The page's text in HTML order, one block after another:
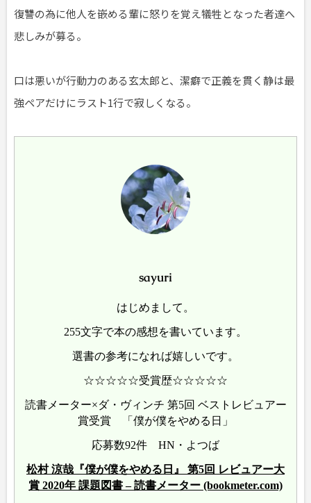
復讐の為に他人を嵌める輩に怒りを覚え犠牲となった者達へ
悲しみが募る。
口は悪いが行動力のある玄太郎と、潔癖で正義を貫く静は最
強ペアだけにラスト1行で寂しくなる。
sayuri
はじめまして。
255文字で本の感想を書いています。
選書の参考になれば嬉しいです。
☆☆☆☆☆受賞歴☆☆☆☆☆
読書メーター×ダ・ヴィンチ 第5回 ベストレビュアー
賞受賞 「僕が僕をやめる日」
応募数92件 HN・よつば
松村 涼哉『僕が僕をやめる日』 第5回 レビュアー大
賞 2020年 課題図書 – 読書メーター (bookmeter.com)